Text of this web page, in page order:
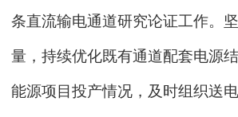
条直流输电通道研究论证工作。
量，持续优化既有通道配套电源
能源项目投产情况，及时组织送